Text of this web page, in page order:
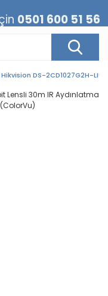
Hikvision DS-2CD1027G2H-
0501 600 51 56